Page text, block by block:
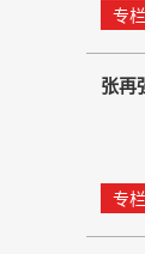
专栏
张再
专栏